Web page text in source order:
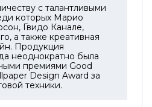
с талантливыми
которых Марио
Гвидо Канале,
а также креативная
Продукция
неоднократно была
премиями Good
Design Award за
техники.